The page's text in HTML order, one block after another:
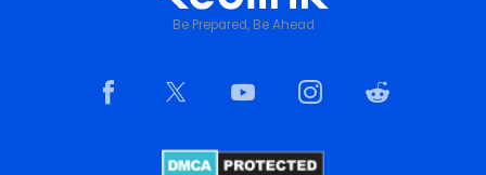
Be Prepared, Be Ahead